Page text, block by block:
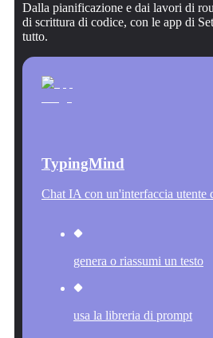
Dalla pianificazione e dai lavori di
di scrittura di codice, con le app di
tutto.
TypingMind
Chat IA con un'interfaccia utente
genera o riassumi un testo
usa la libreria di prompt